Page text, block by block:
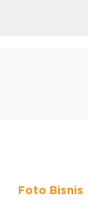
Foto Bisnis